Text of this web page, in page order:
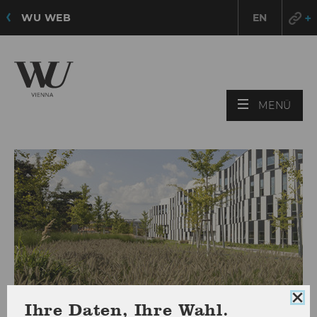
WU WEB EN
MENÜ
Ihre Daten, Ihre Wahl.